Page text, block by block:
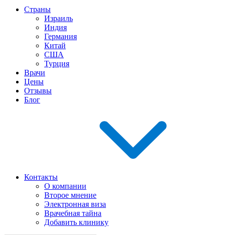
Страны
Израиль
Индия
Германия
Китай
США
Турция
Врачи
Цены
Отзывы
Блог
Контакты
О компании
Второе мнение
Электронная виза
Врачебная тайна
Добавить клинику